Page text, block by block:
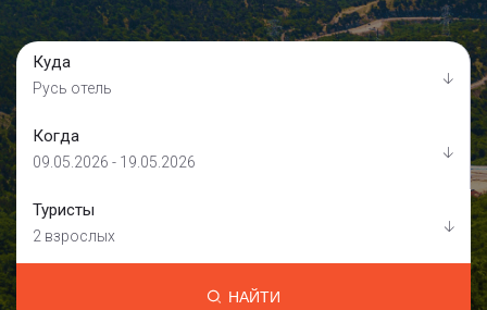
Куда
Русь отель
Когда
09.05.2026 - 19.05.2026
Туристы
2 взрослых
НАЙТИ